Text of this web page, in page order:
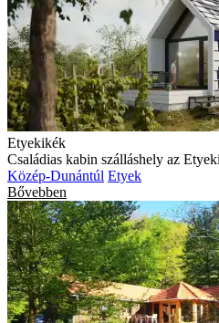
Etyekikék
Családias kabin szálláshely az
Közép-Dunántúl Etyek
Bővebben